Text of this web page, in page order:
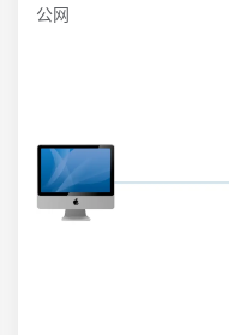
公网